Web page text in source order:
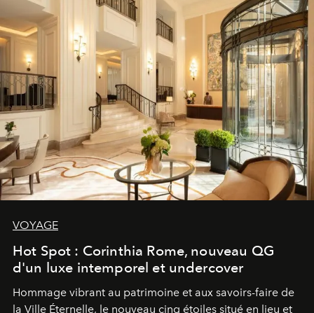
VOYAGE
Hot Spot : Corinthia Rome, nouveau QG
d'un luxe intemporel et undercover
Hommage vibrant au patrimoine et aux savoirs-faire de
la Ville Éternelle, le nouveau cinq étoiles situé en lieu et